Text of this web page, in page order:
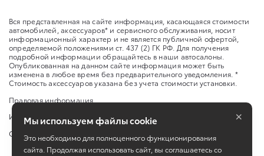
Вся представленная на сайте информация, касающаяся стоимости
автомобилей, аксессуаров* и сервисного обслуживания, носит
информационный характер и не является публичной офертой,
определяемой положениями ст. 437 (2) ГК РФ. Для получения
подробной информации обращайтесь в наши автосалоны.
Опубликованная на данном сайте информация может быть
изменена в любое время без предварительного уведомления. *
Стоимость аксессуаров указана без учета стоимости установки.
Правовая информация
Изменить настройку cookies
Сбросить cookie
Мы используем файлы cookie
Это необходимо для полноценного функционирования
сайта. Продолжая использовать сайт, вы соглашаетесь со
×